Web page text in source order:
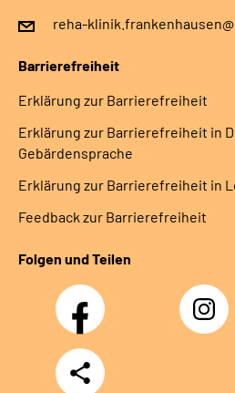
reha-
Barrierefreiheit
Erklärung zur Barrierefreiheit
Erklärung zur Barrierefreiheit in
Gebärdensprache
Erklärung zur Barrierefreiheit in
Feedback zur Barrierefreiheit
Folgen und Teilen
Facebook Instagram
Teilen